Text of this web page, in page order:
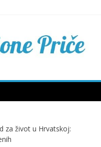
za život u Hrvatskoj: